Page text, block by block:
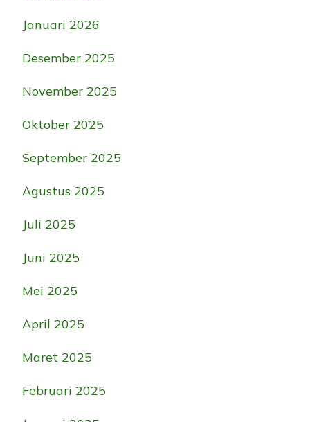
Januari 2026
Desember 2025
November 2025
Oktober 2025
September 2025
Agustus 2025
Juli 2025
Juni 2025
Mei 2025
April 2025
Maret 2025
Februari 2025